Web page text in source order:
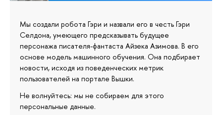
Мы создали робота Гэри и назвали его в честь Гэри
Селдона, умеющего предсказывать будущее
персонажа писателя-фантаста Айзека Азимова. В его
основе модель машинного обучения. Она подбирает
новости, исходя из поведенческих метрик
пользователей на портале Вышки.
Не волнуйтесь: мы не собираем для этого
персональные данные.